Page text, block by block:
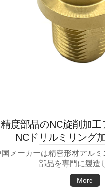
度部品のNC旋削加
NCドリルミリング
国メーカーは精密形材アル
部品を専門に製造
More